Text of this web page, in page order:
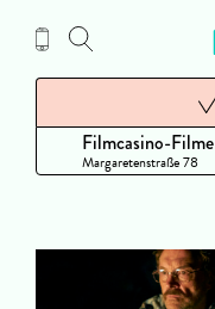
Inhalt
Filmcasino-Filme
Margaretenstraße 78